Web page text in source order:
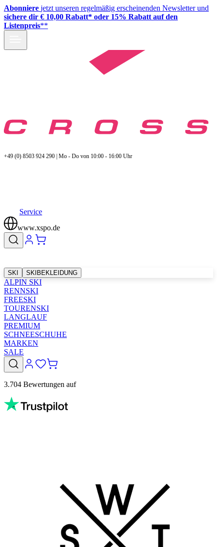
Abonniere jetzt unseren regelmäßig erscheinenden Newsletter und
sichere dir € 10,00 Rabatt* oder 15% Rabatt auf den
Listenpreis**
+49 (0) 8503 924 290 | Mo - Do von 10:00 - 16:00 Uhr
Service
www.xspo.de
SKI SKIBEKLEIDUNG
ALPIN SKI
RENNSKI
FREESKI
TOURENSKI
LANGLAUF
PREMIUM
SCHNEESCHUHE
MARKEN
SALE
3.704 Bewertungen auf